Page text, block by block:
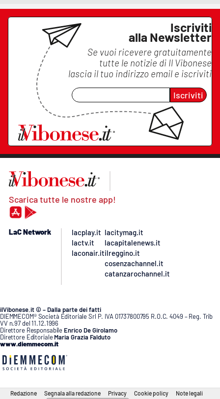
Iscriviti
alla Newsletter
Se vuoi ricevere gratuitamente
tutte le notizie di Il Vibonese
lascia il tuo indirizzo email e iscriviti
Iscriviti
Scarica tutte le nostre app!
LaC Network
lacplay.it
lactv.it
laconair.it
lacitymag.it
lacapitalenews.it
ilreggino.it
cosenzachannel.it
catanzarochannel.it
ilVibonese.it © – Dalla parte dei fatti
DIEMMECOM® Società Editoriale Srl P. IVA 01737800795 R.O.C. 4049 – Reg. Trib
VV n.97 del 11.12.1996
Direttore Responsabile Enrico De Girolamo
Direttore Editoriale Maria Grazia Falduto
www.diemmecom.it
Redazione Segnala alla redazione Privacy Cookie policy Note legali